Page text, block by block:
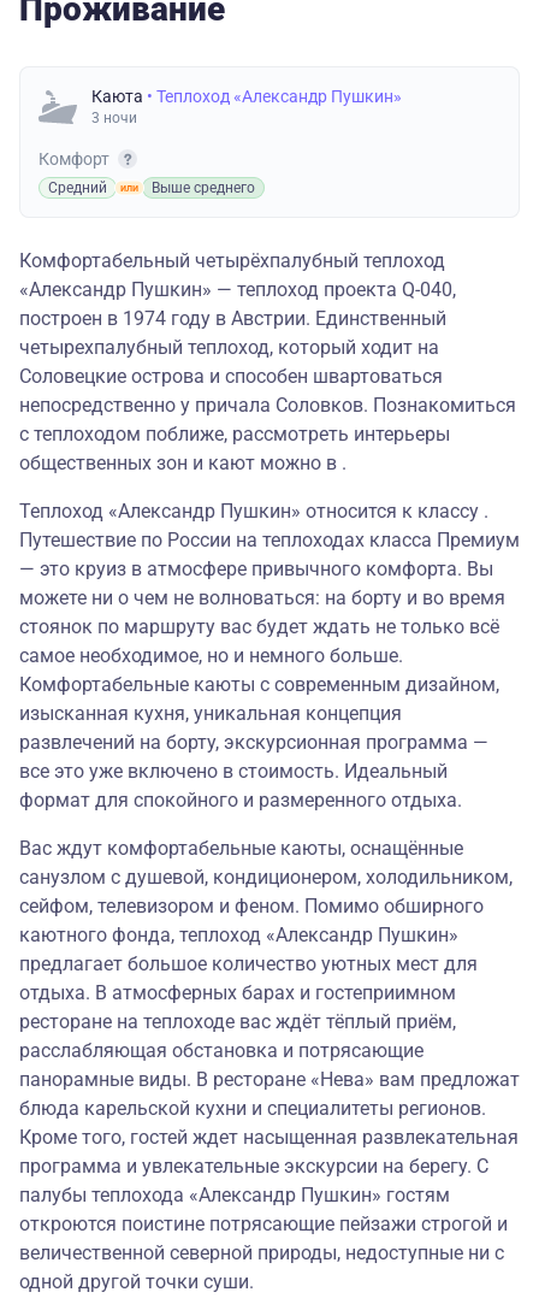
Проживание
Каюта • Теплоход «Александр Пушкин»
3 ночи
Комфорт
Средний Выше среднего
Комфортабельный четырёхпалубный теплоход
«Александр Пушкин» — теплоход проекта Q-040,
построен в 1974 году в Австрии. Единственный
четырехпалубный теплоход, который ходит на
Соловецкие острова и способен швартоваться
непосредственно у причала Соловков. Познакомиться
с теплоходом поближе, рассмотреть интерьеры
общественных зон и кают можно в .
Теплоход «Александр Пушкин» относится к классу .
Путешествие по России на теплоходах класса Премиум
— это круиз в атмосфере привычного комфорта. Вы
можете ни о чем не волноваться: на борту и во время
стоянок по маршруту вас будет ждать не только всё
самое необходимое, но и немного больше.
Комфортабельные каюты с современным дизайном,
изысканная кухня, уникальная концепция
развлечений на борту, экскурсионная программа —
все это уже включено в стоимость. Идеальный
формат для спокойного и размеренного отдыха.
Вас ждут комфортабельные каюты, оснащённые
санузлом с душевой, кондиционером, холодильником,
сейфом, телевизором и феном. Помимо обширного
каютного фонда, теплоход «Александр Пушкин»
предлагает большое количество уютных мест для
отдыха. В атмосферных барах и гостеприимном
ресторане на теплоходе вас ждёт тёплый приём,
расслабляющая обстановка и потрясающие
панорамные виды. В ресторане «Нева» вам предложат
блюда карельской кухни и специалитеты регионов.
Кроме того, гостей ждет насыщенная развлекательная
программа и увлекательные экскурсии на берегу. С
палубы теплохода «Александр Пушкин» гостям
откроются поистине потрясающие пейзажи строгой и
величественной северной природы, недоступные ни с
одной другой точки суши.